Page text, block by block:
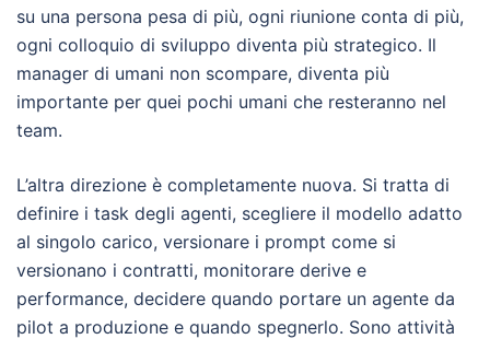
su una persona pesa di più, ogni riunione conta di più,
ogni colloquio di sviluppo diventa più strategico. Il
manager di umani non scompare, diventa più
importante per quei pochi umani che resteranno nel
team.
L’altra direzione è completamente nuova. Si tratta di
definire i task degli agenti, scegliere il modello adatto
al singolo carico, versionare i prompt come si
versionano i contratti, monitorare derive e
performance, decidere quando portare un agente da
pilot a produzione e quando spegnerlo. Sono attività